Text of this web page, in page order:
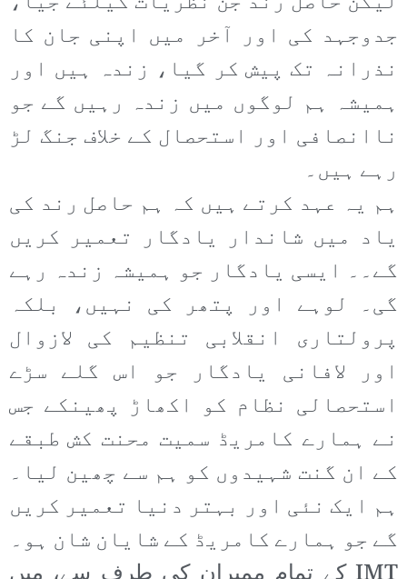
جدوجہد کی اور آخر میں اپنی جان کا
نذرانہ تک پیش کر گیا، زندہ ہیں اور
ہمیشہ ہم لوگوں میں زندہ رہیں گے جو
ناانصافی اور استحصال کے خلاف جنگ لڑ
رہے ہیں۔
ہم یہ عہد کرتے ہیں کہ ہم حاصل رند کی
یاد میں شاندار یادگار تعمیر کریں
گے۔۔ ایسی یادگار جو ہمیشہ زندہ رہے
گی۔ لوہے اور پتھر کی نہیں، بلکہ
پرولتاری انقلابی تنظیم کی لازوال
اور لافانی یادگار جو اس گلے سڑے
استحصالی نظام کو اکھاڑ پھینکے جس
نے ہمارے کامریڈ سمیت محنت کش طبقے
کے ان گنت شہیدوں کو ہم سے چھین لیا۔
ہم ایک نئی اور بہتر دنیا تعمیر کریں
گے جو ہمارے کامریڈ کے شایان شان ہو۔